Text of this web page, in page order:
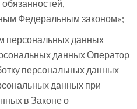
Федеральным законом»;
персональных данных
данных Оператор
персональных данных
данных при
в Законе о